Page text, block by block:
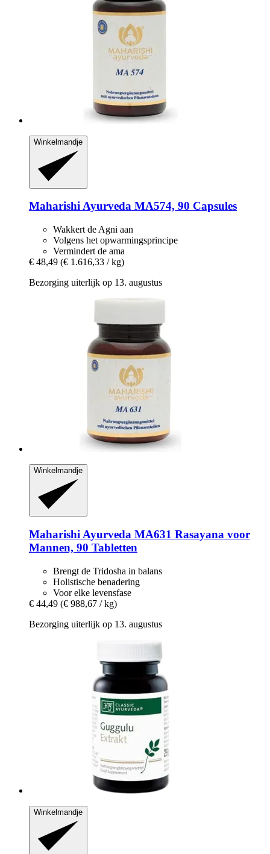
Winkelmandje
Maharishi Ayurveda MA574, 90 Capsules
Wakkert de Agni aan
Volgens het opwarmingsprincipe
Vermindert de ama
€ 48,49 (€ 1.616,33 / kg)
Bezorging uiterlijk op 13. augustus
Winkelmandje
Maharishi Ayurveda MA631 Rasayana voor
Mannen, 90 Tabletten
Brengt de Tridosha in balans
Holistische benadering
Voor elke levensfase
€ 44,49 (€ 988,67 / kg)
Bezorging uiterlijk op 13. augustus
Winkelmandje